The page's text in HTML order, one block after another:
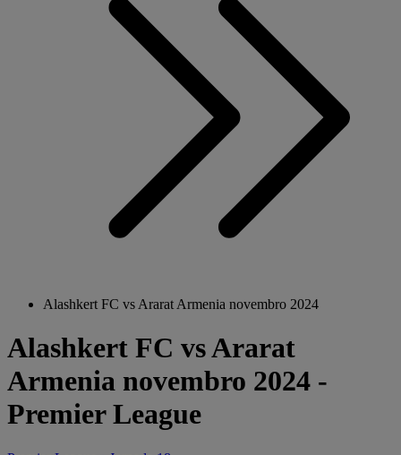
Alashkert FC vs Ararat Armenia novembro 2024
Alashkert FC vs Ararat
Armenia novembro 2024 -
Premier League